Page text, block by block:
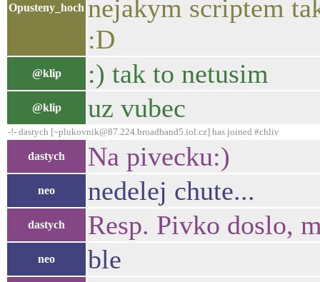
Opusteny_hoch nejakym scriptem
:D
@klip :) tak to netusim
@klip uz vubec
-!- dastych [~plukovnik@87.224.broadband5.iol.cz] has joined #chliv
dastych Na pivecku:)
neo nedelej chute...
dastych Resp. Pivko doslo,
neo
ble